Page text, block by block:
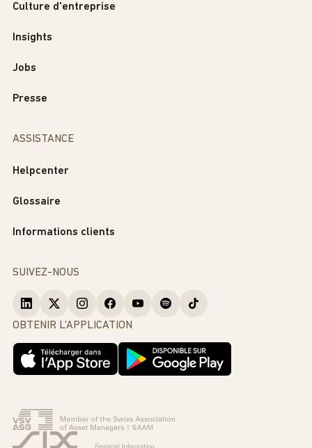
Culture d'entreprise
Insights
Jobs
Presse
ASSISTANCE
Helpcenter
Glossaire
Informations clients
SUIVEZ-NOUS
OBTENIR L'APPLICATION